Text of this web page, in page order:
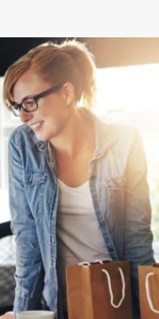
– Stock Image